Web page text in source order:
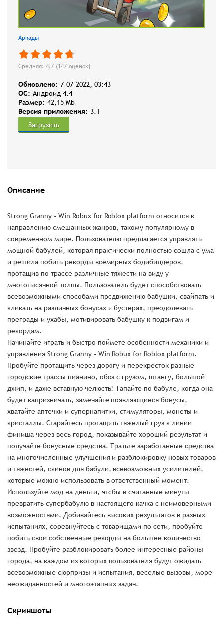
Аркады
Средняя: 4,7 (147 оценок)
Обновлено: 7-07-2022, 03:43
OC: Андроид 4.4
Размер: 42,15 Mb
Версия приложения: 3.1
Загрузить
Описание
Strong Granny - Win Robux for Roblox platform относится к
направлению смешанных жанров, такому популярному в
современном мире. Пользователю предлагается управлять
мощной бабулей, которая практически полностью сошла с ума
и решила побить рекорды всемирных бодибилдеров,
протащив по трассе различные тяжести на виду у
многотысячной толпы. Пользователь будет способствовать
всевозможными способами продвижению бабушки, свайпать и
кликать на различных бонусах и бустерах, преодолевать
преграды и ухабы, мотивировать бабушку к подвигам и
рекордам.
Начинайте играть и быстро поймете особенности механики и
управления Strong Granny - Win Robux for Roblox platform.
Пробуйте протащить через дорогу и перекресток разные
городские трассы пианино, обоз с грузом, штангу, большой
джип, и даже вставную челюсть! Тапайте по бабуле, когда она
будет капризничать, замечайте появляющиеся бонусы,
хватайте аптечки и супернапитки, стимуляторы, монеты и
кристаллы. Старайтесь протащить тяжелый груз к линии
финиша через весь город, показывайте хороший результат и
получайте бонусные средства. Тратьте заработанные средства
на многочисленные улучшения и разблокировку новых товаров
и тяжестей, скинов для бабули, всевозможных усилителей,
которые можно использовать в ответственный момент.
Используйте мод на деньги, чтобы в считанные минуты
превратить супербабулю в настоящего качка с неимоверными
возможностями. Добивайтесь высоких результатов в разных
испытаниях, соревнуйтесь с товарищами по сети, пробуйте
побить свои собственные рекорды на большее количество
звезд. Пробуйте разблокировать более интересные районы
города, на каждом из которых пользователя будут ожидать
всевозможные сюрпризы и испытания, веселые вызовы, море
неожиданностей и многоэтапных задач.
Скриншоты